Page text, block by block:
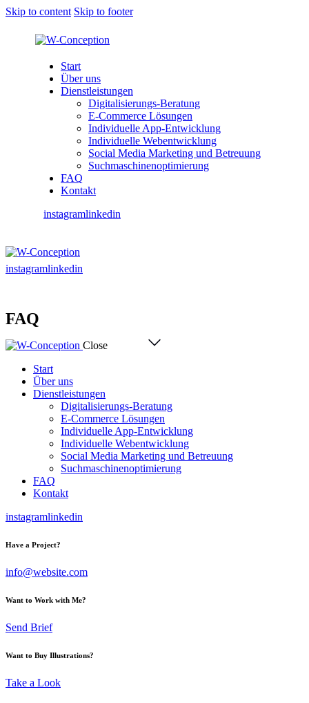
Skip to content Skip to footer
Start
Über uns
Dienstleistungen
Digitalisierungs-Beratung
E-Commerce Lösungen
Individuelle App-Entwicklung
Individuelle Webentwicklung
Social Media Marketing und Betreuung
Suchmaschinenoptimierung
FAQ
Kontakt
instagramlinkedin
instagramlinkedin
FAQ
Close
Start
Über uns
Dienstleistungen
Digitalisierungs-Beratung
E-Commerce Lösungen
Individuelle App-Entwicklung
Individuelle Webentwicklung
Social Media Marketing und Betreuung
Suchmaschinenoptimierung
FAQ
Kontakt
instagramlinkedin
Have a Project?
info@website.com
Want to Work with Me?
Send Brief
Want to Buy Illustrations?
Take a Look